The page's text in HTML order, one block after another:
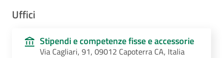
Uffici
Stipendi e competenze fisse e accessorie
Via Cagliari, 91, 09012 Capoterra CA, Italia